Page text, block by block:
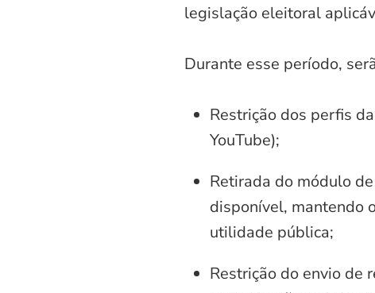
legislação eleitoral
Durante esse período,
Restrição dos perfis
YouTube);
Retirada do módulo
disponível, mantendo
utilidade pública;
Restrição do envio de